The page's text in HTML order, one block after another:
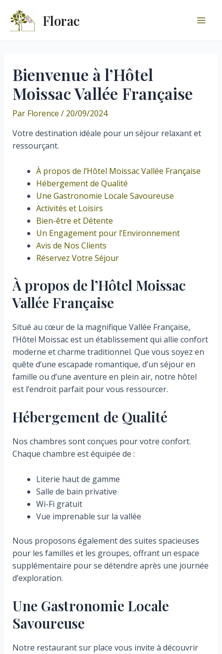
contenu
Florac
Bienvenue à l’Hôtel
Moissac Vallée Française
Par Florence / 20/09/2024
Votre destination idéale pour un séjour relaxant et
ressourçant.
À propos de l’Hôtel Moissac Vallée Française
Hébergement de Qualité
Une Gastronomie Locale Savoureuse
Activités et Loisirs
Bien-être et Détente
Un Engagement pour l’Environnement
Avis de Nos Clients
Réservez Votre Séjour
À propos de l’Hôtel Moissac
Vallée Française
Situé au cœur de la magnifique Vallée Française,
l’Hôtel Moissac est un établissement qui allie confort
moderne et charme traditionnel. Que vous soyez en
quête d’une escapade romantique, d’un séjour en
famille ou d’une aventure en plein air, notre hôtel
est l’endroit parfait pour vous ressourcer.
Hébergement de Qualité
Nos chambres sont conçues pour votre confort.
Chaque chambre est équipée de :
Literie haut de gamme
Salle de bain privative
Wi-Fi gratuit
Vue imprenable sur la vallée
Nous proposons également des suites spacieuses
pour les familles et les groupes, offrant un espace
supplémentaire pour se détendre après une journée
d’exploration.
Une Gastronomie Locale
Savoureuse
Notre restaurant sur place vous invite à découvrir